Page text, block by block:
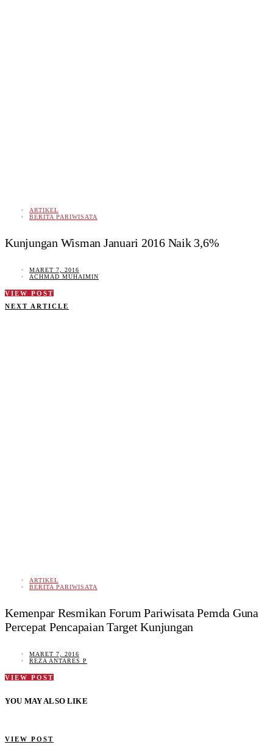
ARTIKEL
BERITA PARIWISATA
Kunjungan Wisman Januari 2016 Naik 3,6%
MARET 7, 2016
ACHMAD MUHAIMIN
VIEW POST
NEXT ARTICLE
ARTIKEL
BERITA PARIWISATA
Kemenpar Resmikan Forum Pariwisata Pemda Guna
Percepat Pencapaian Target Kunjungan
MARET 7, 2016
REZA ANTARES P
VIEW POST
YOU MAY ALSO LIKE
VIEW POST